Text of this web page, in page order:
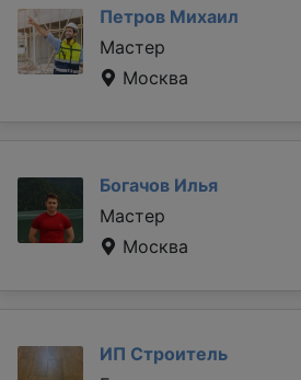
Петров Михаил
Мастер
Москва
Богачов Илья
Мастер
Москва
ИП Строитель